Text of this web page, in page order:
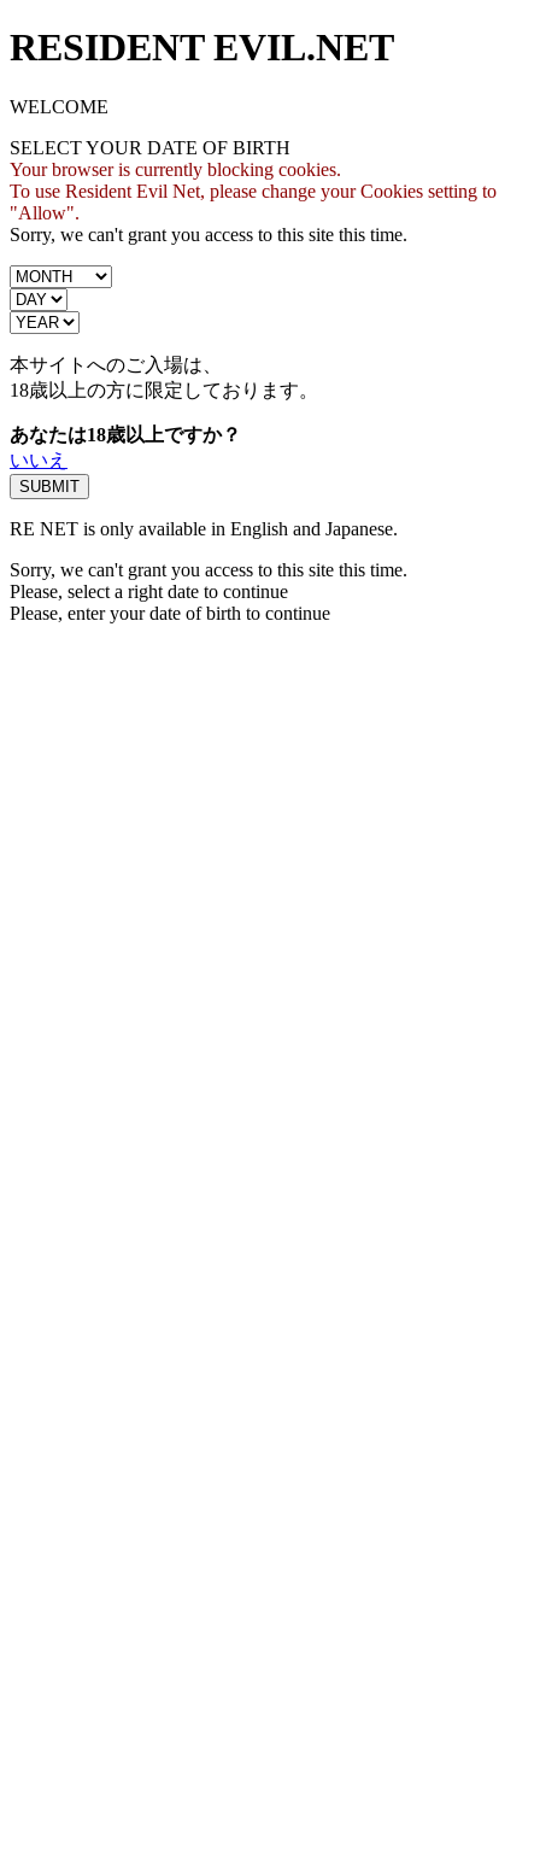
RESIDENT EVIL.NET
WELCOME
SELECT YOUR DATE OF BIRTH
Your browser is currently blocking cookies.
To use Resident Evil Net, please change your Cookies setting to
"Allow".
Sorry, we can't grant you access to this site this time.
本サイトへのご入場は、
18歳以上の方に限定しております。
あなたは18歳以上ですか？
いいえ
RE NET is only available in English and Japanese.
Sorry, we can't grant you access to this site this time.
Please, select a right date to continue
Please, enter your date of birth to continue